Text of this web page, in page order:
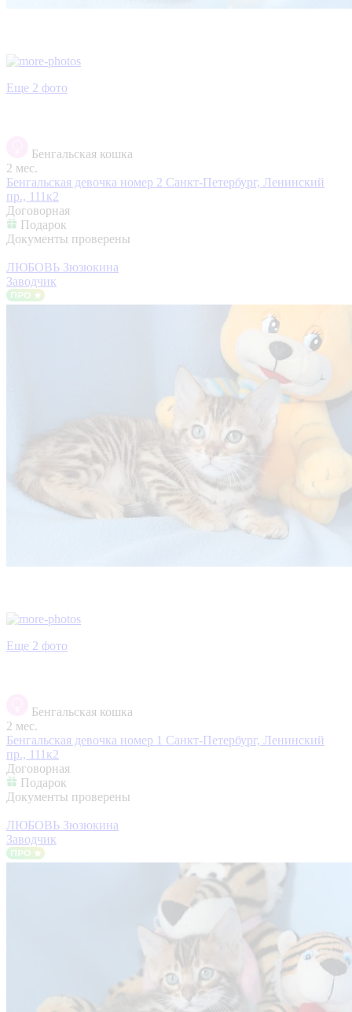
Еще 2 фото
Бенгальская кошка
2 мес.
Бенгальская девочка номер 2 Санкт-Петербург, Ленинский
пр., 111к2
Договорная
Подарок
Документы проверены
ЛЮБОВЬ Зюзюкина
Заводчик
Еще 2 фото
Бенгальская кошка
2 мес.
Бенгальская девочка номер 1 Санкт-Петербург, Ленинский
пр., 111к2
Договорная
Подарок
Документы проверены
ЛЮБОВЬ Зюзюкина
Заводчик